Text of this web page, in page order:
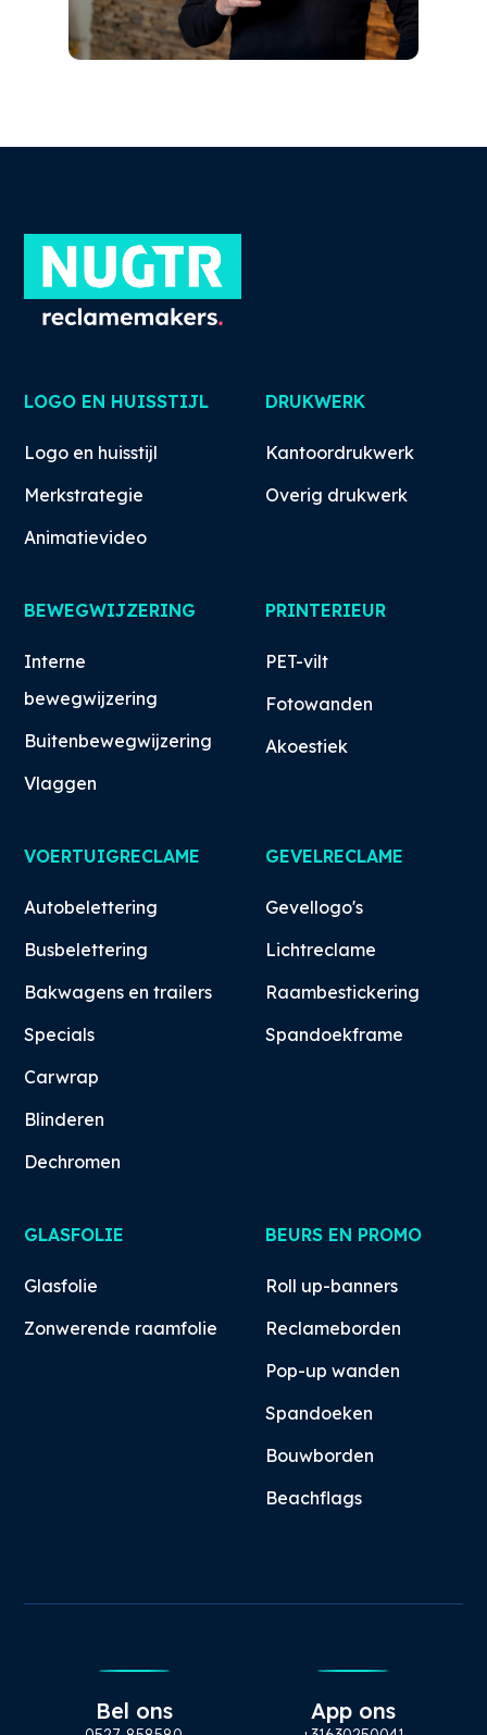
LOGO EN HUISSTIJL
Logo en huisstijl
Merkstrategie
Animatievideo
DRUKWERK
Kantoordrukwerk
Overig drukwerk
BEWEGWIJZERING
Interne
bewegwijzering
Buitenbewegwijzering
Vlaggen
PRINTERIEUR
PET-vilt
Fotowanden
Akoestiek
VOERTUIGRECLAME
Autobelettering
Busbelettering
Bakwagens en trailers
Specials
Carwrap
Blinderen
Dechromen
GEVELRECLAME
Gevellogo's
Lichtreclame
Raambestickering
Spandoekframe
GLASFOLIE
Glasfolie
Zonwerende raamfolie
BEURS EN PROMO
Roll up-banners
Reclameborden
Pop-up wanden
Spandoeken
Bouwborden
Beachflags
Bel ons App ons